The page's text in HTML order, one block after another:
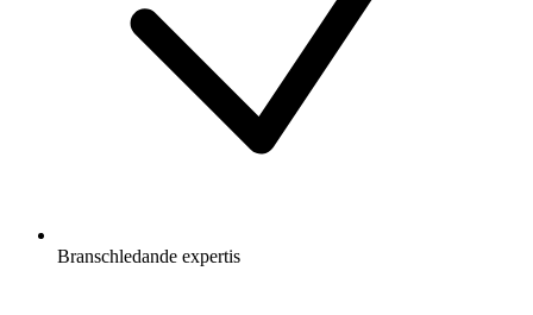
Branschledande expertis